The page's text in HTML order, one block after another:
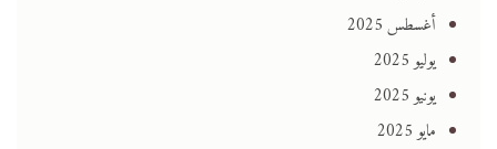
أغسطس 2025
يوليو 2025
يونيو 2025
مايو 2025